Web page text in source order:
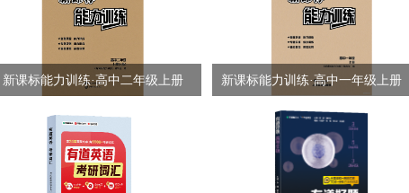
新课标能力训练·高中二年级上册 新课标能力训练·高中一年级上册